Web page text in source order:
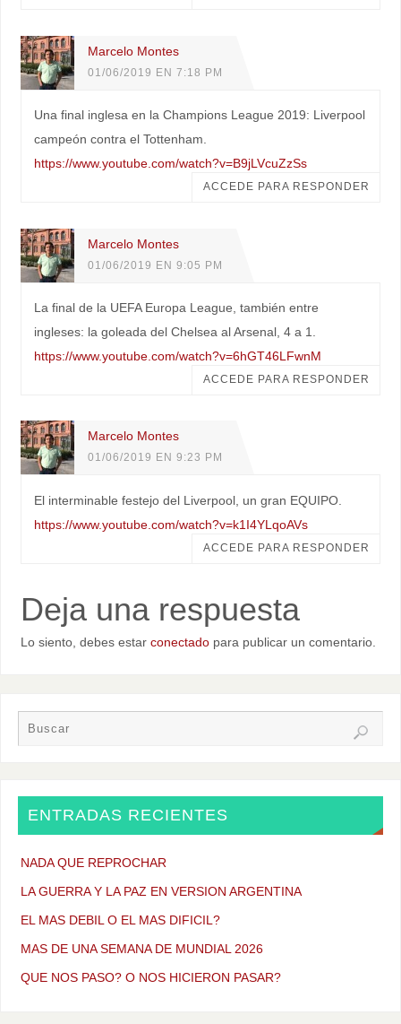
Marcelo Montes
01/06/2019 EN 7:18 PM
Una final inglesa en la Champions League 2019: Liverpool
campeón contra el Tottenham.
https://www.youtube.com/watch?v=B9jLVcuZzSs
ACCEDE PARA RESPONDER
Marcelo Montes
01/06/2019 EN 9:05 PM
La final de la UEFA Europa League, también entre
ingleses: la goleada del Chelsea al Arsenal, 4 a 1.
https://www.youtube.com/watch?v=6hGT46LFwnM
ACCEDE PARA RESPONDER
Marcelo Montes
01/06/2019 EN 9:23 PM
El interminable festejo del Liverpool, un gran EQUIPO.
https://www.youtube.com/watch?v=k1I4YLqoAVs
ACCEDE PARA RESPONDER
Deja una respuesta
Lo siento, debes estar conectadopara publicar un comentario.
ENTRADAS RECIENTES
NADA QUE REPROCHAR
LA GUERRA Y LA PAZ EN VERSION ARGENTINA
EL MAS DEBIL O EL MAS DIFICIL?
MAS DE UNA SEMANA DE MUNDIAL 2026
QUE NOS PASO? O NOS HICIERON PASAR?